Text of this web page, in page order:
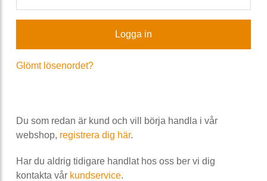
Glömt lösenordet?
Du som redan är kund och vill börja handla i vår
webshop, registrera dig här.
Har du aldrig tidigare handlat hos oss ber vi dig
kontakta vår kundservice.